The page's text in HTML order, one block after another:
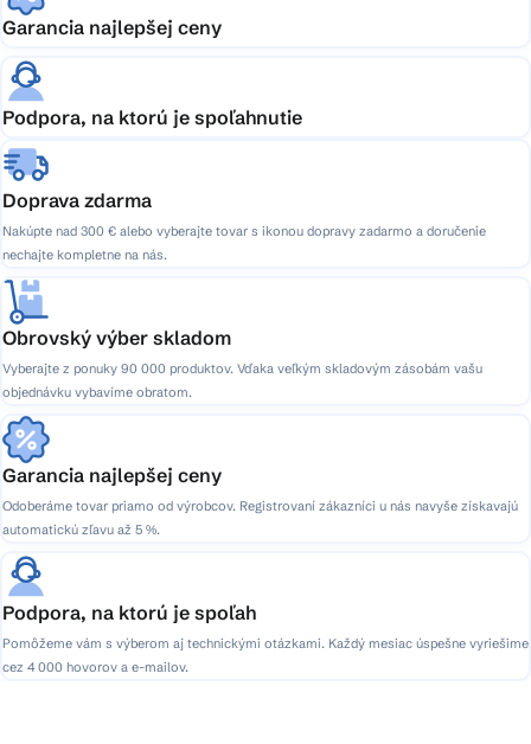
Garancia najlepšej ceny
Podpora, na ktorú je spoľahnutie
Doprava zdarma
Nakúpte nad 300 € alebo vyberajte tovar s ikonou dopravy zadarmo a doručenie
nechajte kompletne na nás.
Obrovský výber skladom
Vyberajte z ponuky 90 000 produktov. Vďaka veľkým skladovým zásobám vašu
objednávku vybavíme obratom.
Garancia najlepšej ceny
Odoberáme tovar priamo od výrobcov. Registrovaní zákazníci u nás navyše získavajú
automatickú zľavu až 5 %.
Podpora, na ktorú je spoľah
Pomôžeme vám s výberom aj technickými otázkami. Každý mesiac úspešne vyriešime
cez 4 000 hovorov a e-mailov.